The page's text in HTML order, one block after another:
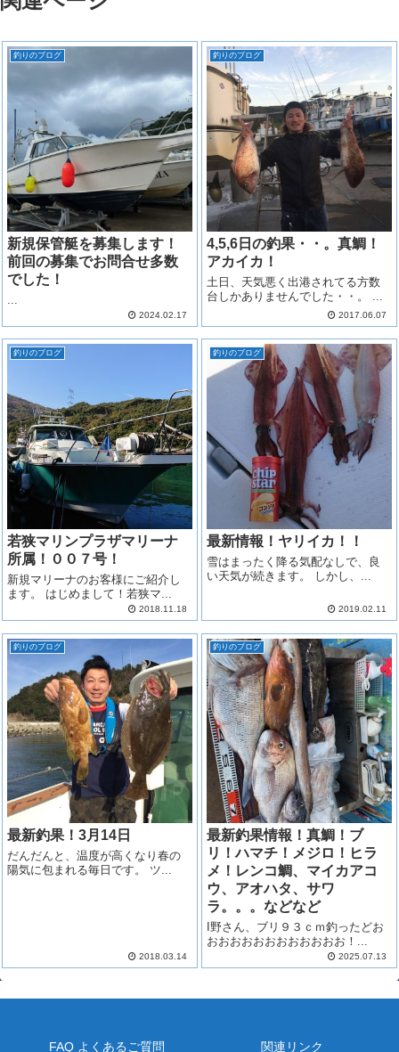
釣りのブログ
新規保管艇を募集します！
前回の募集でお問合せ多数
でした！
2024.02.17
釣りのブログ
4,5,6日の釣果・・。真鯛！
アカイカ！
土日、天気悪く出港されてる方数
台しかありませんでした・・。 ...
2017.06.07
釣りのブログ
若狭マリンプラザマリーナ
所属！００７号！
新規マリーナのお客様にご紹介し
ます。 はじめまして！若狭マ...
2018.11.18
釣りのブログ
最新情報！ヤリイカ！！
雪はまったく降る気配なしで、良
い天気が続きます。 しかし、...
2019.02.11
釣りのブログ
最新釣果！3月14日
だんだんと、温度が高くなり春の
陽気に包まれる毎日です。 ツ...
2018.03.14
釣りのブログ
最新釣果情報！真鯛！ブ
リ！ハマチ！メジロ！ヒラ
メ！レンコ鯛、マイカアコ
ウ、アオハタ、サワ
ラ。。。などなど
I野さん、ブリ９３ｃｍ釣ったどお
おおおおおおおおおおおお！...
2025.07.13
FAQ よくあるご質問 関連リンク